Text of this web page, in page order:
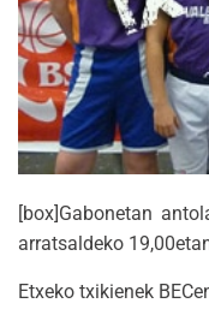
[box]Gabonetan
arratsaldeko
Etxeko txikienek